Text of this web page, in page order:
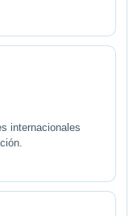
internacionales